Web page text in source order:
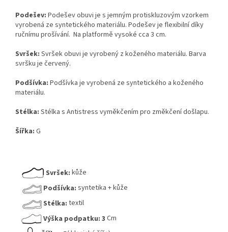
Podešev: Podešev obuvi je s jemným protiskluzovým vzorkem
vyrobená ze syntetického materiálu. Podešev je flexibilní díky
ručnímu prošívání. Na platformě vysoké cca 3 cm.
Svršek: Svršek obuvi je vyrobený z koženého materiálu. Barva
svršku je červený.
Podšívka: Podšívka je vyrobená ze syntetického a koženého
materiálu.
Stélka: Stélka s Antistress vyměkčením pro změkčení došlapu.
Šířka: G
Svršek: kůže
Podšívka: syntetika + kůže
Stélka: textil
Výška podpatku: 3 Cm